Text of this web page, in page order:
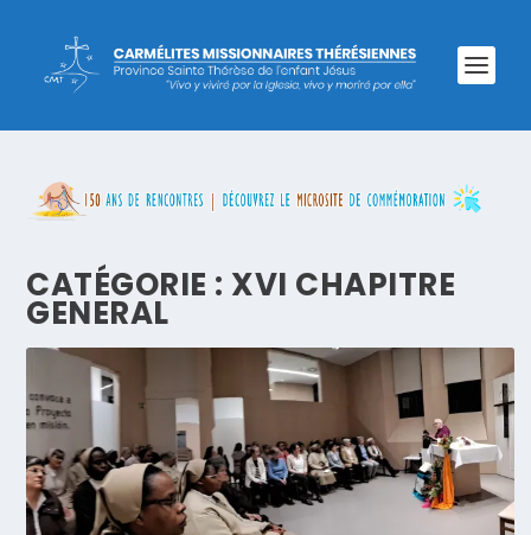
CATÉGORIE : XVI CHAPITRE
GENERAL